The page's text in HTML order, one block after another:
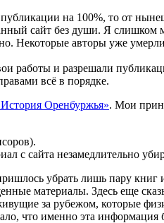
на 100%, то от
сайт без души. Я слишком
Некоторые авторы уже
работы и разрешали
всё в порядке.
Оренбуржья». Мои
с сайта незамедлительно
убрать лишь пару
материалы. Здесь еще
за рубежом, которые
что именно эта